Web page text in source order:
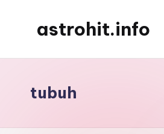
astrohit.info
Akurat
tubuh